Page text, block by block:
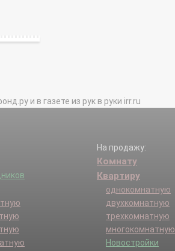
и в газете из рук в руки irr.ru
На продажу:
Комнату
Квартиру
однокомнатную
двухкомнатную
трехкомнатную
многокомнатную
Новостройки